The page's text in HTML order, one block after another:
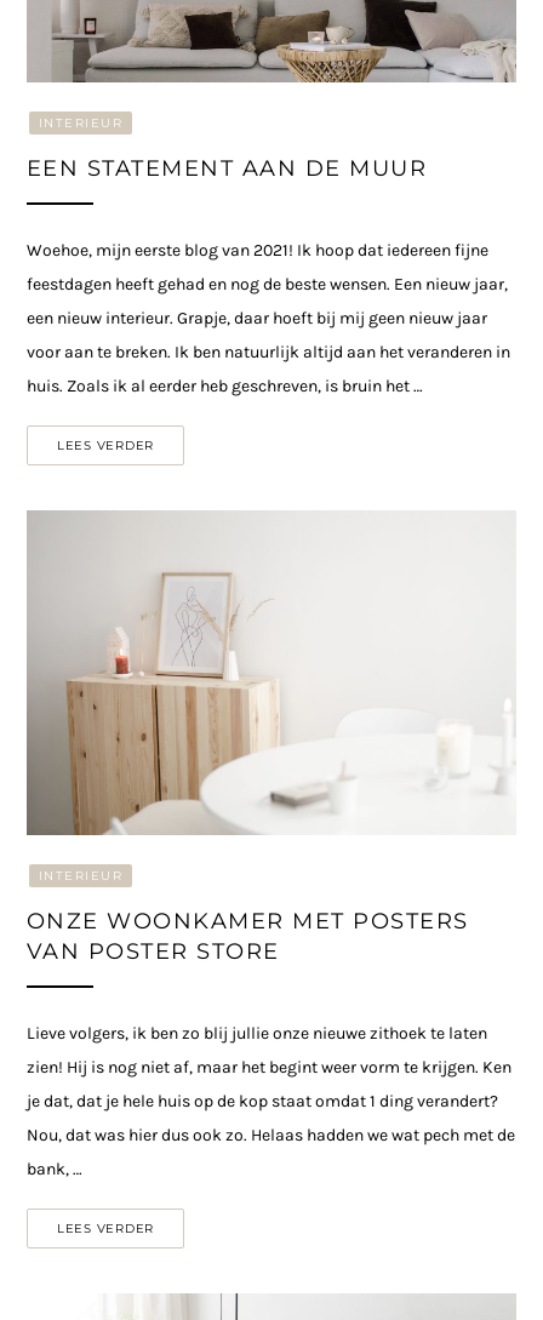
INTERIEUR
EEN STATEMENT AAN DE MUUR
Woehoe, mijn eerste blog van 2021! Ik hoop dat iedereen fijne
feestdagen heeft gehad en nog de beste wensen. Een nieuw jaar,
een nieuw interieur. Grapje, daar hoeft bij mij geen nieuw jaar
voor aan te breken. Ik ben natuurlijk altijd aan het veranderen in
huis. Zoals ik al eerder heb geschreven, is bruin het …
LEES VERDER
INTERIEUR
ONZE WOONKAMER MET POSTERS
VAN POSTER STORE
Lieve volgers, ik ben zo blij jullie onze nieuwe zithoek te laten
zien! Hij is nog niet af, maar het begint weer vorm te krijgen. Ken
je dat, dat je hele huis op de kop staat omdat 1 ding verandert?
Nou, dat was hier dus ook zo. Helaas hadden we wat pech met de
bank, …
LEES VERDER